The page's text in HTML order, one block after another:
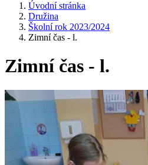
Úvodní stránka
Družina
Školní rok 2023/2024
Zimní čas - l.
Zimní čas - l.